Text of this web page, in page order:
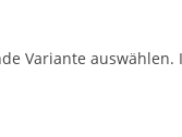
Variante auswählen.